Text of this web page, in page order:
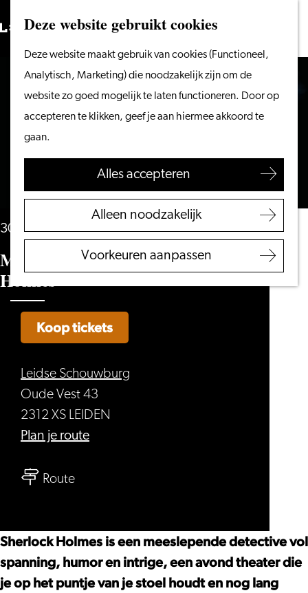
Deze website gebruikt cookies
Deze website maakt gebruik van cookies (Functioneel,
Analytisch, Marketing) die noodzakelijk zijn om de
website zo goed mogelijk te laten functioneren. Door op
accepteren te klikken, geef je aan hiermee akkoord te
gaan.
Alles accepteren
Alleen noodzakelijk
Voorkeuren aanpassen
naar
homepage
Menu
ZoekenVanaf het water
wandelen
Winkelen
Eten & drinken
Met kinderen
VVV Leiden
Bereikbaarheid
Regio Leiden
Zoeken
30 januari 2027 en 31 januari 2027
Mark Rietman e.a. – Sherlock
Holmes
Leidse Schouwburg
Oude Vest 43
2312 XS LEIDEN
Plan je routenaar
Sherlock
Holmes
Routenaar
e.a.
–
Sherlock
Koop tickets
Sherlock Holmes is een meeslepende detective vol
spanning, humor en intrige, een avond theater die
je op het puntje van je stoel houdt en nog lang